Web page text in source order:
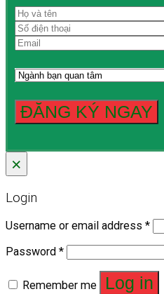
×
Login
Username or email address *
Password *
Remember me Log in